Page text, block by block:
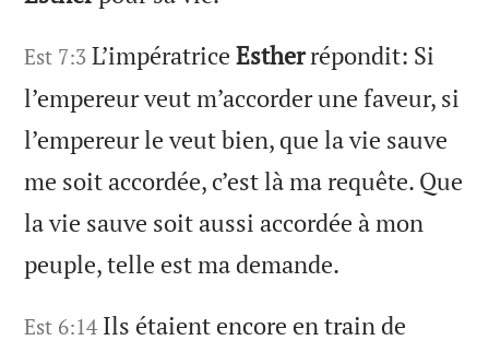
Est 7:3 L’impératriceEstherrépondit: Si
l’empereur veut m’accorder une faveur, si
l’empereur le veut bien, que la vie sauve
me soit accordée, c’est là ma requête. Que
la vie sauve soit aussi accordée à mon
peuple, telle est ma demande.
Est 6:14 Ils étaient encore en train de